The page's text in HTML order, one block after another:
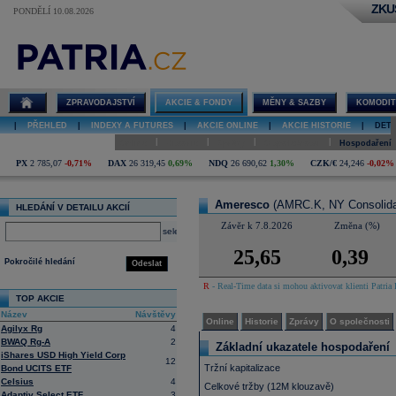
PONDĚLÍ 10.08.2026
Ameresco
ZPRAVODAJSTVÍ AKCIE & FONDY MĚNY & SAZBY
PŘEHLED INDEXY A FUTURES AKCIE ONLINE AKCIE HISTORIE
Hospodaření
PX 2 785,07 -0,71% DAX 26 319,45 0,69% NDQ 26 690,62 1,30% CZK/€ 24,246 -0,02%
HLEDÁNÍ V DETAILU AKCIÍ
select
Odeslat
Pokročilé hledání
TOP AKCIE
Název
Návštěvy
Agilyx Rg
4
BWAQ Rg-A
2
iShares USD High Yield Corp
Bond UCITS ETF
12
Celsius
4
Ameresco (AMRC.K, NY
Závěr k 7.8.2026 Změna (%)
25,65 0,39
R - Real-Time data si mohou aktivovat klienti
Online Historie Zprávy O společnosti
Základní ukazatele hospodaření
Tržní kapitalizace
Celkové tržby (12M klouzavě)